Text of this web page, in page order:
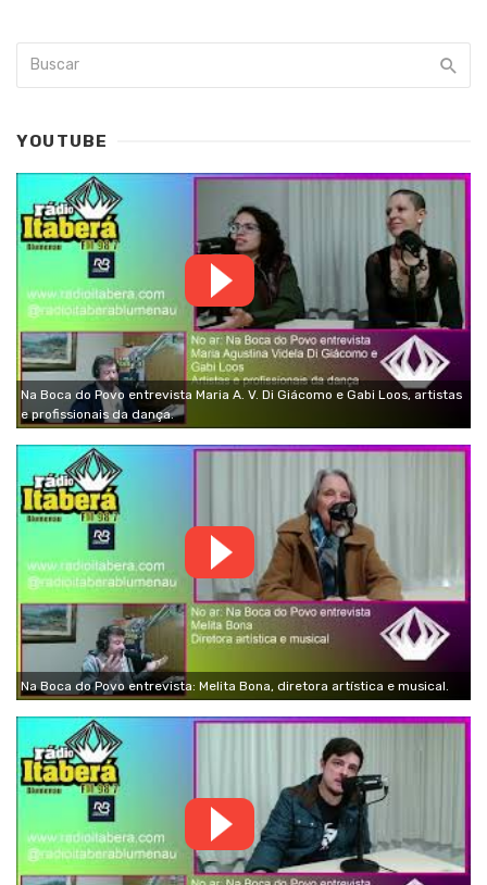
YOUTUBE
Na Boca do Povo entrevista Maria A. V. Di Giácomo e Gabi Loos, artistas
e profissionais da dança.
Na Boca do Povo entrevista: Melita Bona, diretora artística e musical.